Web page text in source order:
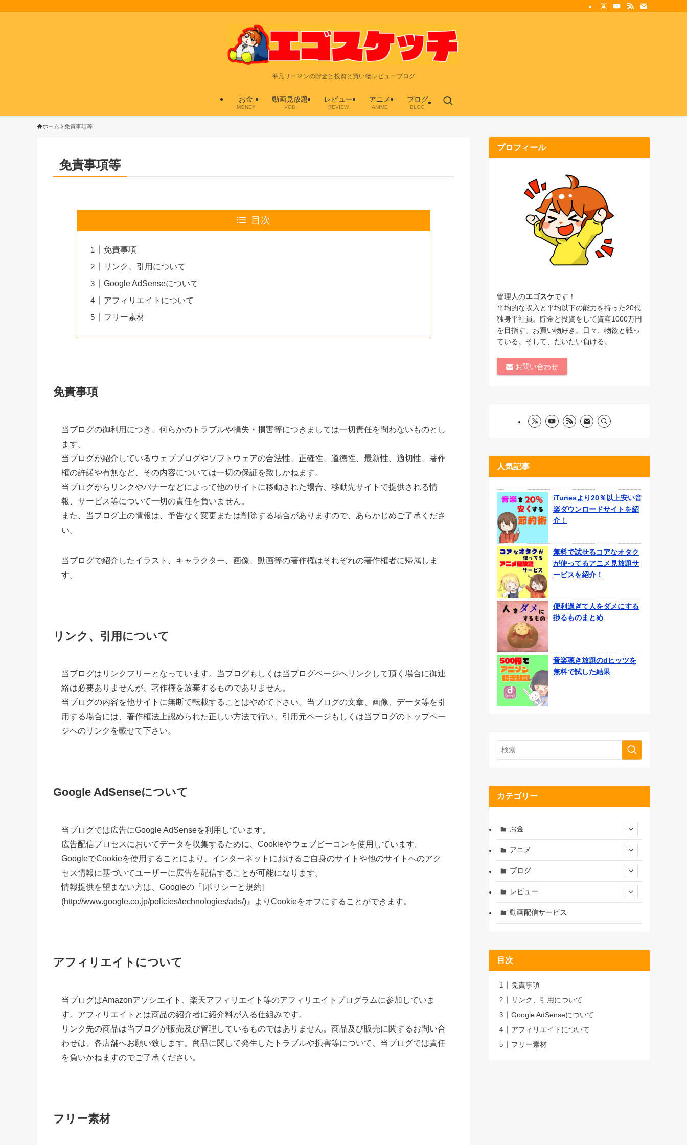
平凡リーマンの貯金と投資と買い物レビューブログ
お金
MONEY
動画見放題
VOD
レビュー
REVIEW
アニメ
ANIME
ブログ
BLOG
ホーム 免責事項等
免責事項等
目次
免責事項
リンク、引用について
Google AdSenseについて
アフィリエイトについて
フリー素材
免責事項
当ブログの御利用につき、何らかのトラブルや損失・損害等につきましては一切責任を問わないものとし
ます。
当ブログが紹介しているウェブブログやソフトウェアの合法性、正確性、道徳性、最新性、適切性、著作
権の許諾や有無など、その内容については一切の保証を致しかねます。
当ブログからリンクやバナーなどによって他のサイトに移動された場合、移動先サイトで提供される情
報、サービス等について一切の責任を負いません。
また、当ブログ上の情報は、予告なく変更または削除する場合がありますので、あらかじめご了承くださ
い。
当ブログで紹介したイラスト、キャラクター、画像、動画等の著作権はそれぞれの著作権者に帰属しま
す。
リンク、引用について
当ブログはリンクフリーとなっています。当ブログもしくは当ブログページへリンクして頂く場合に御連
絡は必要ありませんが、著作権を放棄するものでありません。
当ブログの内容を他サイトに無断で転載することはやめて下さい。当ブログの文章、画像、データ等を引
用する場合には、著作権法上認められた正しい方法で行い、引用元ページもしくは当ブログのトップペー
ジへのリンクを載せて下さい。
Google AdSenseについて
当ブログでは広告にGoogle AdSenseを利用しています。
広告配信プロセスにおいてデータを収集するために、Cookieやウェブビーコンを使用しています。
GoogleでCookieを使用することにより、インターネットにおけるご自身のサイトや他のサイトへのアク
セス情報に基づいてユーザーに広告を配信することが可能になります。
情報提供を望まない方は、Googleの『[ポリシーと規約]
(http://www.google.co.jp/policies/technologies/ads/)』よりCookieをオフにすることができます。
アフィリエイトについて
当ブログはAmazonアソシエイト、楽天アフィリエイト等のアフィリエイトプログラムに参加していま
す。アフィリエイトとは商品の紹介者に紹介料が入る仕組みです。
リンク先の商品は当ブログが販売及び管理しているものではありません。商品及び販売に関するお問い合
わせは、各店舗へお願い致します。商品に関して発生したトラブルや損害等について、当ブログでは責任
を負いかねますのでご了承ください。
フリー素材
プロフィール
管理人のエゴスケです！
平均的な収入と平均以下の能力を持った20代
独身平社員。貯金と投資をして資産1000万円
を目指す。お買い物好き。日々、物欲と戦っ
ている。そして、だいたい負ける。
お問い合わせ
人気記事
iTunesより20％以上安い音
楽ダウンロードサイトを紹
介！
無料で試せるコアなオタク
が使ってるアニメ見放題サ
ービスを紹介！
便利過ぎて人をダメにする
捗るものまとめ
音楽聴き放題のdヒッツを
無料で試した結果
カテゴリー
お金
アニメ
ブログ
レビュー
動画配信サービス
目次
免責事項
リンク、引用について
Google AdSenseについて
アフィリエイトについて
フリー素材